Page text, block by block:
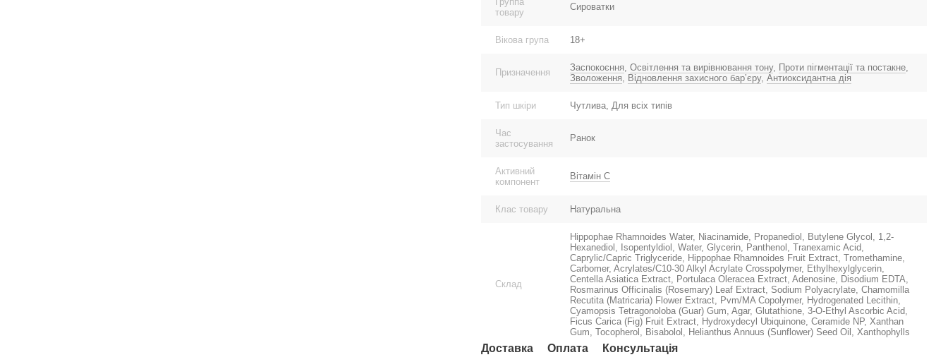
товару
Сироватки
Вікова група 18+
Призначення Заспокоєння, Освітлення та вирівнювання тону, Проти пігментації та постакне,
Зволоження, Відновлення захисного барʼєру, Антиоксидантна дія
Тип шкіри Чутлива, Для всіх типів
Час
застосування
Ранок
Активний
компонент
Вітамін С
Клас товару Натуральна
Склад
Hippophae Rhamnoides Water, Niacinamide, Propanediol, Butylene Glycol, 1,2-
Hexanediol, Isopentyldiol, Water, Glycerin, Panthenol, Tranexamic Acid,
Caprylic/Capric Triglyceride, Hippophae Rhamnoides Fruit Extract, Tromethamine,
Carbomer, Acrylates/C10-30 Alkyl Acrylate Crosspolymer, Ethylhexylglycerin,
Centella Asiatica Extract, Portulaca Oleracea Extract, Adenosine, Disodium EDTA,
Rosmarinus Officinalis (Rosemary) Leaf Extract, Sodium Polyacrylate, Chamomilla
Recutita (Matricaria) Flower Extract, Pvm/MA Copolymer, Hydrogenated Lecithin,
Cyamopsis Tetragonoloba (Guar) Gum, Agar, Glutathione, 3-O-Ethyl Ascorbic Acid,
Ficus Carica (Fig) Fruit Extract, Hydroxydecyl Ubiquinone, Ceramide NP, Xanthan
Gum, Tocopherol, Bisabolol, Helianthus Annuus (Sunflower) Seed Oil, Xanthophylls
Доставка Оплата Консультація